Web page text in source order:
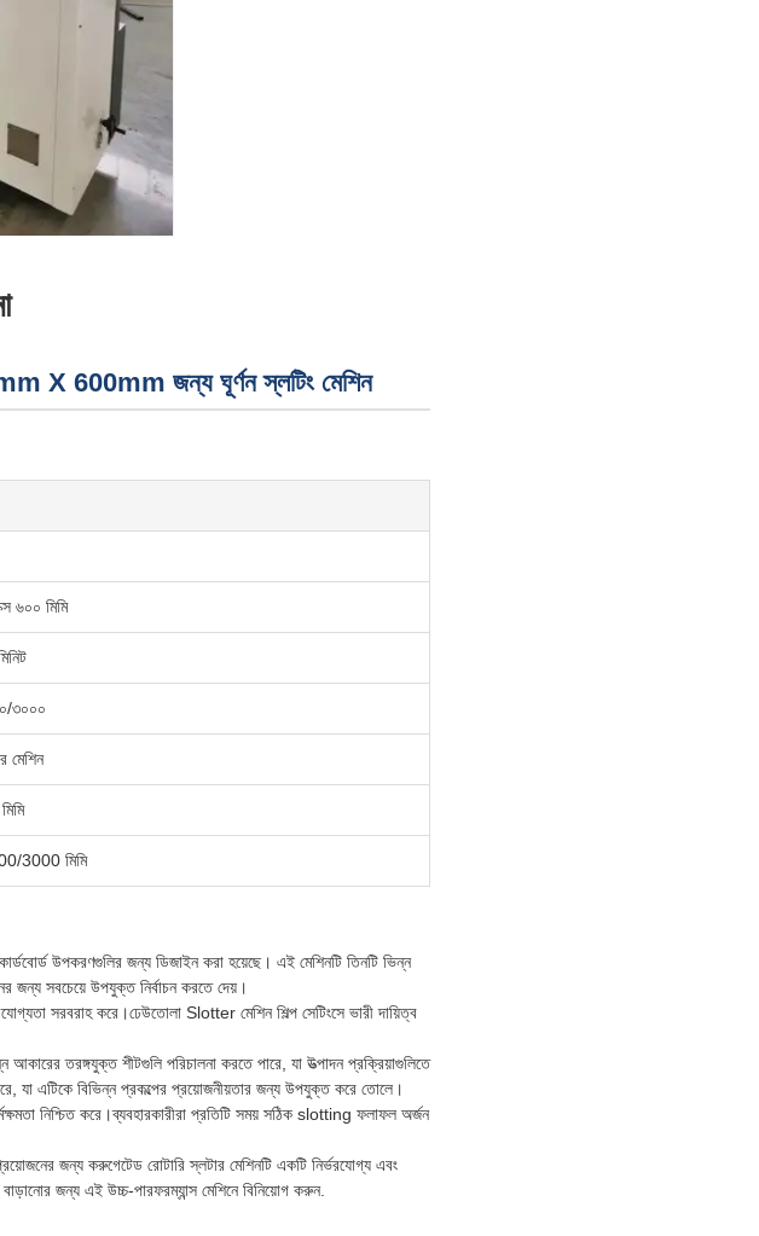
X 600mm জন্য ঘূর্ণন স্লটিং মেশিন
৬০০ মিমি
৩০০০
মেশিন
3000 মিমি
উপকরণগুলির জন্য ডিজাইন করা হয়েছে। এই মেশিনটি তিনটি ভিন্ন
জন্য সবচেয়ে উপযুক্ত নির্বাচন করতে দেয়।
সরবরাহ করে।ঢেউতোলা Slotter মেশিন শিল্প সেটিংসে ভারী দায়িত্ব
তরঙ্গযুক্ত শীটগুলি পরিচালনা করতে পারে, যা উত্পাদন প্রক্রিয়াগুলিতে
এটিকে বিভিন্ন প্রকল্পের প্রয়োজনীয়তার জন্য উপযুক্ত করে তোলে।
নিশ্চিত করে।ব্যবহারকারীরা প্রতিটি সময় সঠিক slotting ফলাফল অর্জন
জন্য করুগেটেড রোটারি স্লটার মেশিনটি একটি নির্ভরযোগ্য এবং
জন্য এই উচ্চ-পারফরম্যান্স মেশিনে বিনিয়োগ করুন.